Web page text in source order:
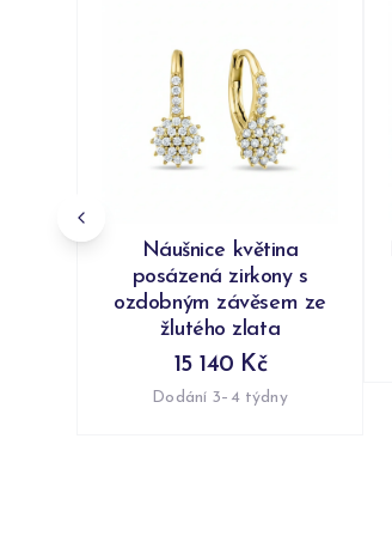
Náušnice květina
posázená zirkony s
ozdobným závěsem ze
žlutého zlata
15 140 Kč
Dodání 3–4 týdny